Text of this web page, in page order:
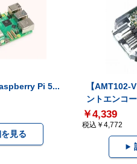
Pi 5...
見る
【AMT102-
ントエンコ
￥4,339
税込￥4,772